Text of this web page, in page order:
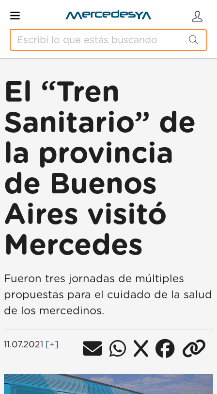
El “Tren
Sanitario” de
la provincia
de Buenos
Aires visitó
Mercedes
Fueron tres jornadas de múltiples
propuestas para el cuidado de la salud
de los mercedinos.
11.07.2021 [+]